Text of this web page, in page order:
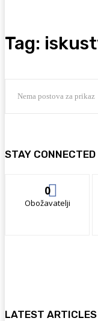
Tag:
Nema postova za prikaz
STAY CONNECTED
0
Obožavatelji
LATEST ARTICLES